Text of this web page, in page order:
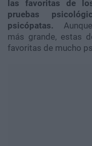
las favoritas de
pruebas
psicópatas.
más grande, estas
favoritas de mucho